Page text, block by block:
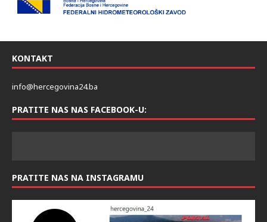
KONTAKT
info@hercegovina24.ba
PRATITE NAS NAS FACEBOOK-U:
PRATITE NAS NA INSTAGRAMU